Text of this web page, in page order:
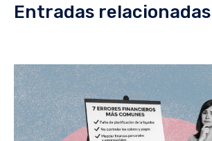
Entradas relacionadas